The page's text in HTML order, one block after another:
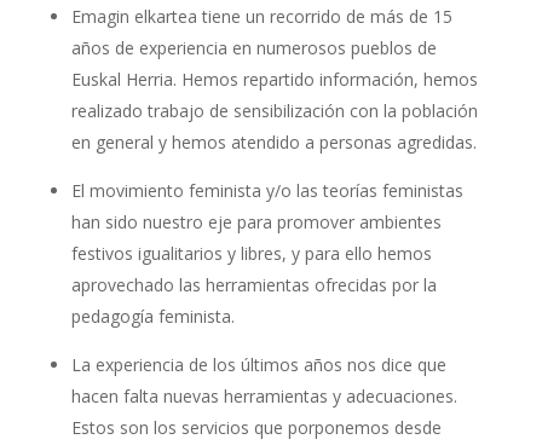
Emagin elkartea tiene un recorrido de más de 15
años de experiencia en numerosos pueblos de
Euskal Herria. Hemos repartido información, hemos
realizado trabajo de sensibilización con la población
en general y hemos atendido a personas agredidas.
El movimiento feminista y/o las teorías feministas
han sido nuestro eje para promover ambientes
festivos igualitarios y libres, y para ello hemos
aprovechado las herramientas ofrecidas por la
pedagogía feminista.
La experiencia de los últimos años nos dice que
hacen falta nuevas herramientas y adecuaciones.
Estos son los servicios que porponemos desde